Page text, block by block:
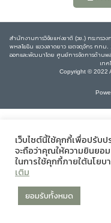
สำนักงานการวิจัยแห่งชาติ (วช.) กระทร
พหลโยธิน แขวงลาดยาว เขตจตุจักร กท
ออกและพัฒนาโดย ศูนย์การจัดการด้านพ
เทค
Copyright © 2022
เว็บไซต์นี้ใช้คุกกี้เพื่อปรับ
จะถือว่าคุณให้ความยินยอม
ในการใช้คุกกี้ภายใต้นโยบ
เติม
ยอมรับทั้งหมด